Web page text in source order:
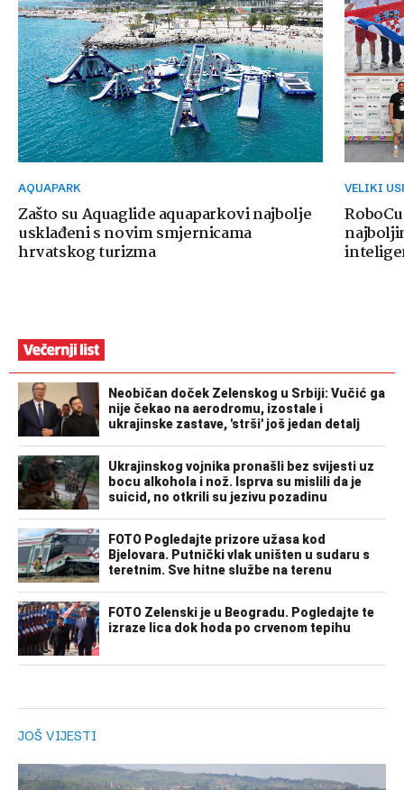
AQUAPARK
Zašto su Aquaglide aquaparkovi najbolje
usklađeni s novim smjernicama
hrvatskog turizma
VELIKI
JOŠ VIJESTI